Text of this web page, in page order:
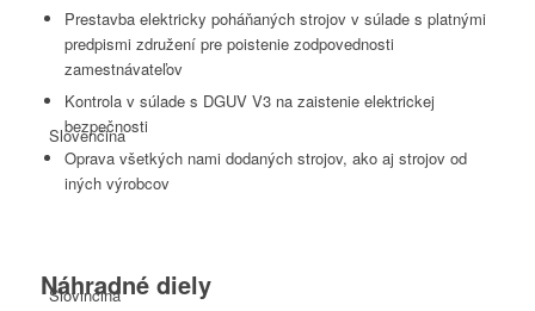
Slovenčina
Slovinčina
Prestavba elektricky poháňaných strojov v súlade s platnými
predpismi združení pre poistenie zodpovednosti
zamestnávateľov
Kontrola v súlade s DGUV V3 na zaistenie elektrickej
bezpečnosti
Oprava všetkých nami dodaných strojov, ako aj strojov od
iných výrobcov
Náhradné diely